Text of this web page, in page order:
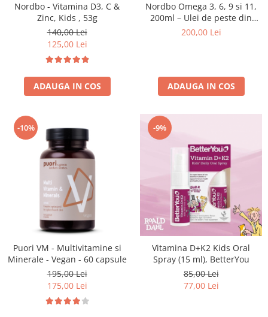
Nordbo - Vitamina D3, C &
Zinc, Kids , 53g
140,00 Lei
125,00 Lei
ADAUGA IN COS
Nordbo Omega 3, 6, 9 si 11,
200ml – Ulei de peste din
pastrav danez (certificat ASC)
200,00 Lei
ADAUGA IN COS
-10%
Puori VM - Multivitamine si
Minerale - Vegan - 60 capsule
195,00 Lei
175,00 Lei
-9%
Vitamina D+K2 Kids Oral
Spray (15 ml), BetterYou
85,00 Lei
77,00 Lei